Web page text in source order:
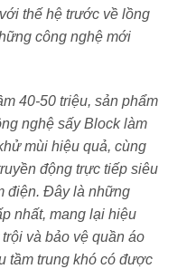
phun mạnh mẽ
dụng
với vết bẩn cứng đầu
dầu mỡ, thức ăn…
chỉnh thông minh theo
– nhiệt độ nước
với3 yếu tố kết hợp
thế hệ trước về lồng
công nghệ mới
40-50 triệu, sản phẩm
nghệ sấy Block làm
mùi hiệu quả, cùng
động trực tiếp siêu
điện. Đây là những
nhất, mang lại hiệu
và bảo vệ quần áo
tầm trung khó có được